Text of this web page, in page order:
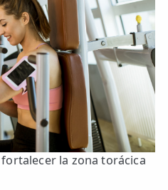
la zona torácica